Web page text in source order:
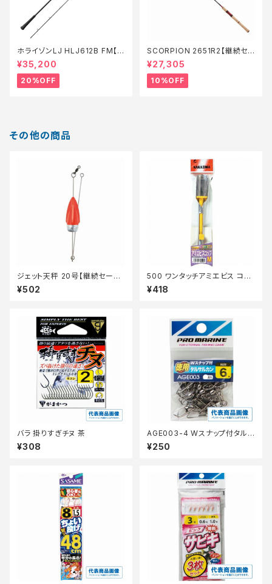
ホライゾンLJ HLJ612B FM【特
価ロッド】【20】
¥35,200
20%OFF
SCORPION 2651R2【継続セ
ール_ロッド】【10】
¥27,305
10%OFF
その他の商品
ジェット天秤 20号【継続セール_
仕掛】
¥502
500 ワンタッチアミエビス コッ
プM
¥418
バラ 掛りすぎチヌ 茶
¥308
AGE003-4 Wスナップ付タルサ
ルカンブラック 4号徳用
¥250